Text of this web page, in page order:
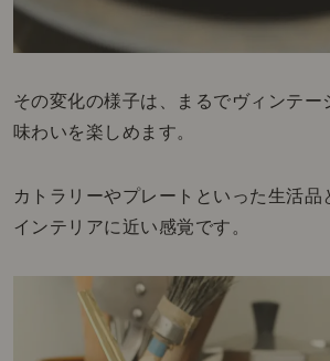
その変化の様子は、まるでヴィンテー
味わいを楽しめます。
カトラリーやプレートといった生活品
インテリアに近い感覚です。